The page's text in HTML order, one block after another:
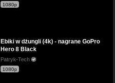
1080p
Ebiki w dżungli (4k) - nagrane GoPro
Hero 8 Black
Patryk-Tech
1080p